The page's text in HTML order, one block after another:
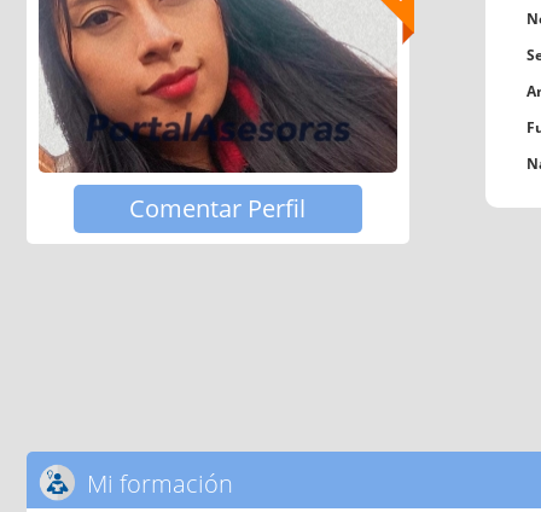
Comentar Perfil
Mi formación